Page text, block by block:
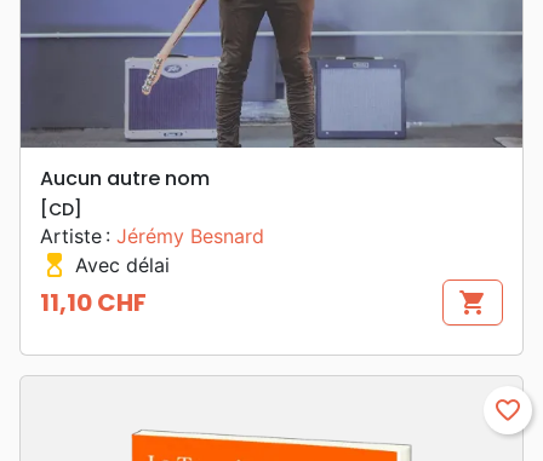
Aucun autre nom
[CD]
Artiste : Jérémy Besnard
hourglass_top Avec délai
Prix
11,10 CHF shopping_cart
favorite_border